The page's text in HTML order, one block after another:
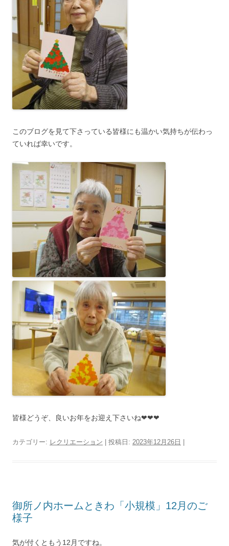
このブログを見て下さっている皆様にも温かい気持ちが伝わっ
ていれば幸いです。
皆様どうぞ、良いお年をお迎え下さいね❤❤❤
カテゴリー: レクリエーション | 投稿日: 2023年12月26日
御所ノ内ホームときわ「小規模」12月のご
様子
気が付くともう12月ですね。